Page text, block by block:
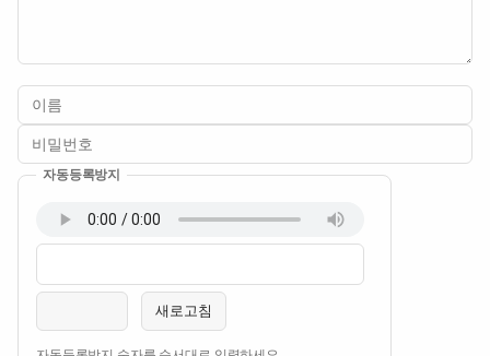
이름필수
비밀번호필수
자동등록방지
새로고침